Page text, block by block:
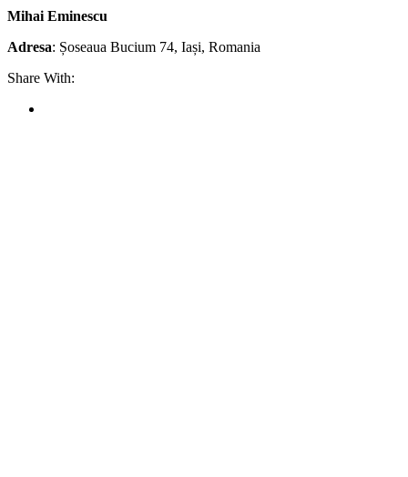
Mihai Eminescu
Adresa: Șoseaua Bucium 74, Iași, Romania
Share With: